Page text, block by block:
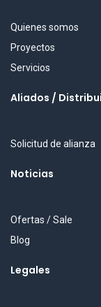
Quienes somos
Proyectos
Servicios
Aliados /
Solicitud de alianza
Noticias
Ofertas / Sale
Blog
Legales